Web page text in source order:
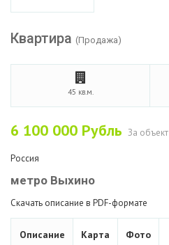
Квартира (Продажа)
45 кв.м.
6 100 000 Рубль За объект
Россия
метро Выхино
Скачать описание в PDF-формате
Описание Карта Фото